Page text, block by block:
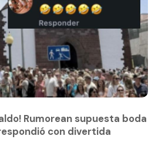
Rumorean supuesta boda
con divertida